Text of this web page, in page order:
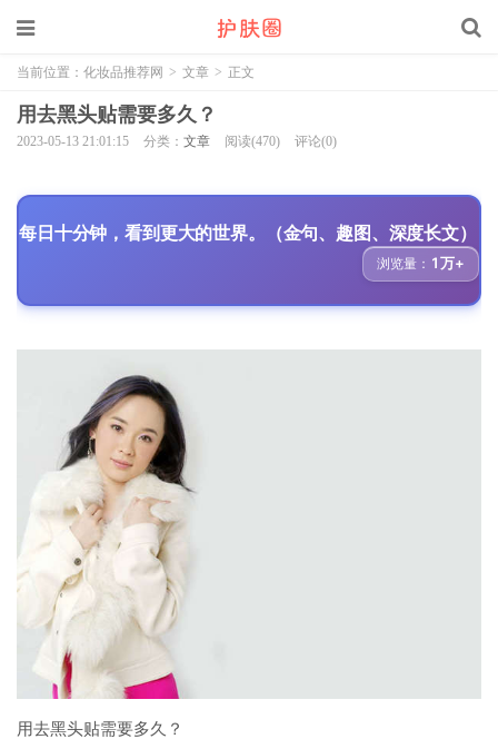
当前位置： 化妆品推荐网 > 文章 > 正文
用去黑头贴需要多久？
2023-05-13 21:01:15 分类： 文章 阅读(470) 评论(0)
每日十分钟，看到更大的世界。（金句、趣图、深度长文）
浏览量： 1万+
用去黑头贴需要多久？